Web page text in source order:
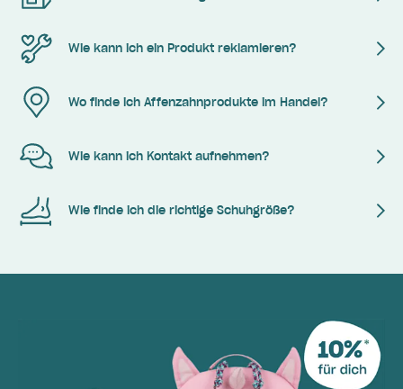
Wie kann ich ein Produkt reklamieren?
Wo finde ich Affenzahnprodukte im Handel?
Wie kann ich Kontakt aufnehmen?
Wie finde ich die richtige Schuhgröße?